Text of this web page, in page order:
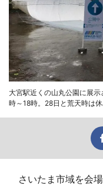
大宮駅近くの山丸公園に展
時～18時。28日と荒天時は休
さいたま市域を会